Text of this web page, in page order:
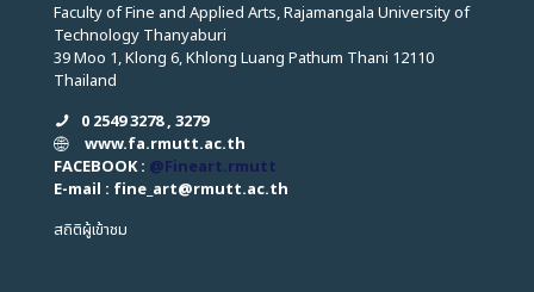
Faculty of Fine and Applied Arts, Rajamangala University of
Technology Thanyaburi
39 Moo 1, Klong 6, Khlong Luang Pathum Thani 12110
Thailand
0 2549 3278 , 3279
www.fa.rmutt.ac.th
FACEBOOK : @Fineart.rmutt
E-mail : fine_art@rmutt.ac.th
สถิติผู้เข้าชม